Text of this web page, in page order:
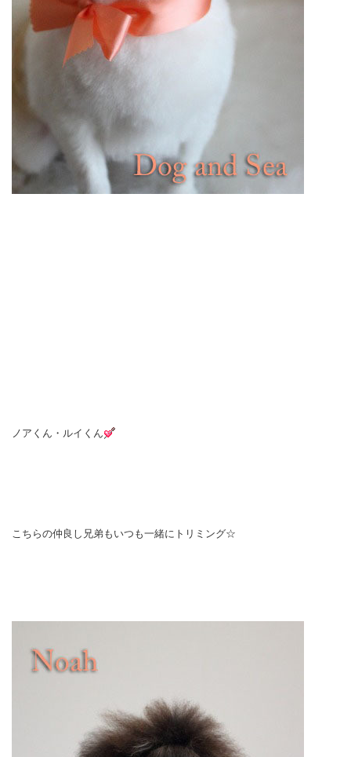
ノアくん・ルイくん
こちらの仲良し兄弟もいつも一緒にトリミング☆